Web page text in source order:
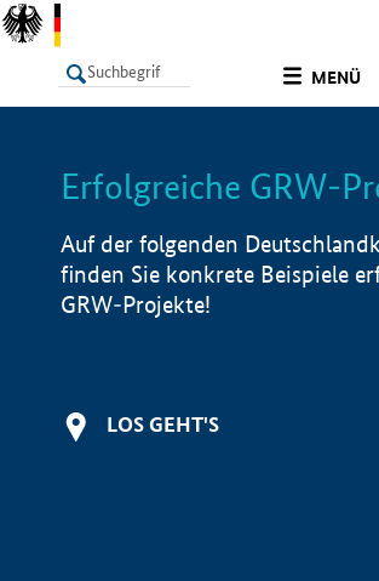
MENÜ
LISTE
Erfolgreiche GRW-
Auf der folgenden
finden Sie konkrete Beispiele
GRW-Projekte!
LOS GEHT'S